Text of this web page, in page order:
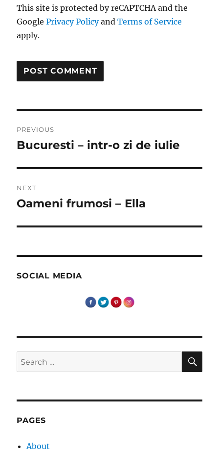
This site is protected by reCAPTCHA and the
GooglePrivacy PolicyandTerms of Service
apply.
navigation
PREVIOUS
Previous
Bucuresti – intr-o zi de iulie
NEXT
Next
Oameni frumosi – Ella
SOCIAL MEDIA
Search
for:
PAGES
About